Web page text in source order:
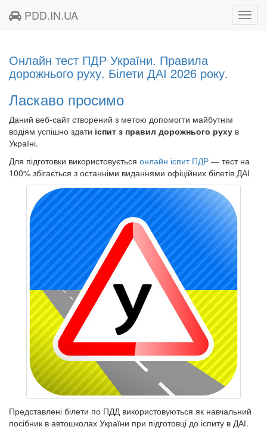
PDD.IN.UA
Онлайн тест ПДР України. Правила
дорожнього руху. Білети ДАІ 2026 року.
Ласкаво просимо
Даний веб-сайт створений з метою допомогти майбутнім
водіям успішно здати іспит з правил дорожнього руху в
Україні.
Для підготовки використовується онлайн іспит ПДР — тест на
100% збігається з останніми виданнями офіційних білетів ДАІ
Представлені білети по ПДД використовуються як навчальний
посібник в автошколах України при підготовці до іспиту в ДАІ.